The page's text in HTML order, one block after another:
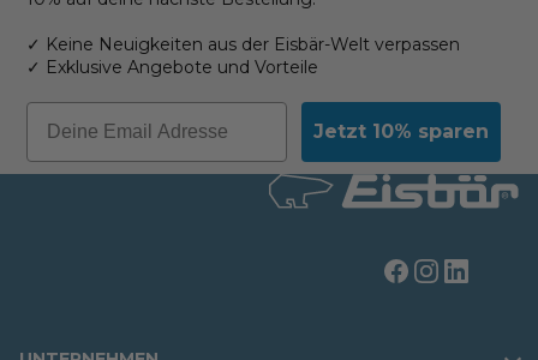
✓ Keine Neuigkeiten aus der Eisbär-Welt verpassen
✓ Exklusive Angebote und Vorteile
Email
Jetzt 10% sparen